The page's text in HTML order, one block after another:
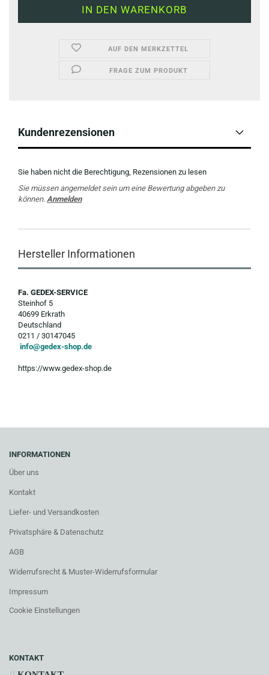
AUF DEN MERKZETTEL
FRAGE ZUM PRODUKT
Kundenrezensionen
Sie haben nicht die Berechtigung, Rezensionen zu lesen
Sie müssen angemeldet sein um eine Bewertung abgeben zu
können. Anmelden
Hersteller Informationen
Fa. GEDEX-SERVICE
Steinhof 5
40699 Erkrath
Deutschland
0211 / 30147045
info@gedex-shop.de
https://www.gedex-shop.de
INFORMATIONEN
Über uns
Kontakt
Liefer- und Versandkosten
Privatsphäre & Datenschutz
AGB
Widerrufsrecht & Muster-Widerrufsformular
Impressum
Cookie Einstellungen
KONTAKT